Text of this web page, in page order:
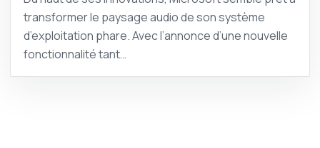
transformer le paysage audio de son système
d’exploitation phare. Avec l’annonce d’une nouvelle
fonctionnalité tant…